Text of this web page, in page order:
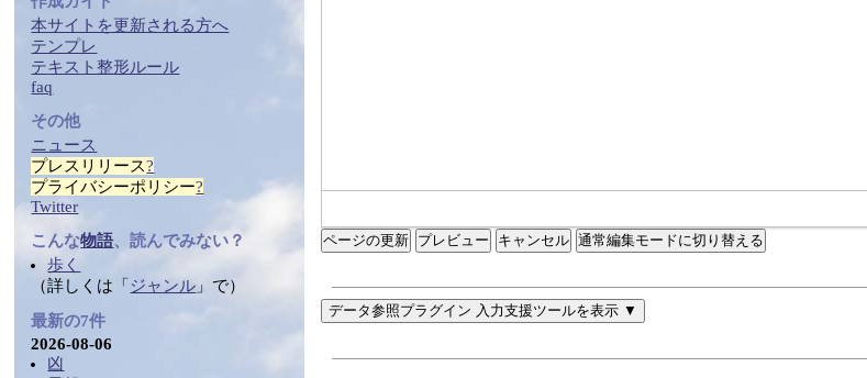
ページの更新 通常編集モードに切り替える
データ参照プラグイン 入力支援ツールを表示 ▼
本サイトを更新される方へ
テンプレ
テキス ト整形ルール
faq
その他
ニュース
プレスリリース?
プライバシーポリシー?
Twitter
こんな物語、読んでみない？
歩く
（詳しくは「 ジャンル 」で）
最新の7件
2026-08-06
凶